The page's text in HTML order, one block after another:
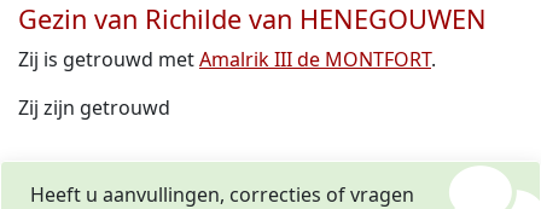
Gezin van Richilde van HENEGOUWEN
Zij is getrouwd metAmalrik III de MONTFORT.
Zij zijn getrouwd
Heeft u aanvullingen, correcties of vragen